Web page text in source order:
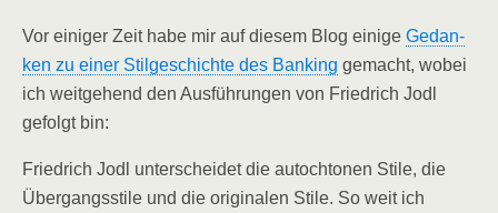
Vor eini­ger Zeit habe mir auf die­sem Blog eini­ge Gedan­
ken zu einer Stil­ge­schich­te des Ban­king gemacht, wobei
ich weit­ge­hend den Aus­füh­run­gen von Fried­rich Jodl
gefolgt bin:
Fried­rich Jodl unter­schei­det die auto­ch­to­nen Sti­le, die
Über­gangs­sti­le und die ori­gi­na­len Sti­le. So weit ich